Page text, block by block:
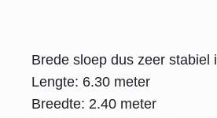
Brede sloep dus zeer stabiel
Lengte: 6.30 meter
Breedte: 2.40 meter